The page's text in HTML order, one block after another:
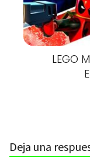
LEGO
Deja una